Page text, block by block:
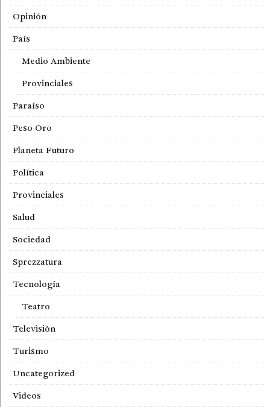
Opinión
País
Medio Ambiente
Provinciales
Paraíso
Peso Oro
Planeta Futuro
Política
Provinciales
Salud
Sociedad
Sprezzatura
Tecnología
Teatro
Televisión
Turismo
Uncategorized
Videos